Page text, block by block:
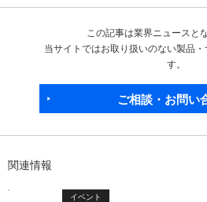
この記事は業界ニュースと
当サイトではお取り扱いのない製品
す。
ご相談・お問い
関連情報
イベント